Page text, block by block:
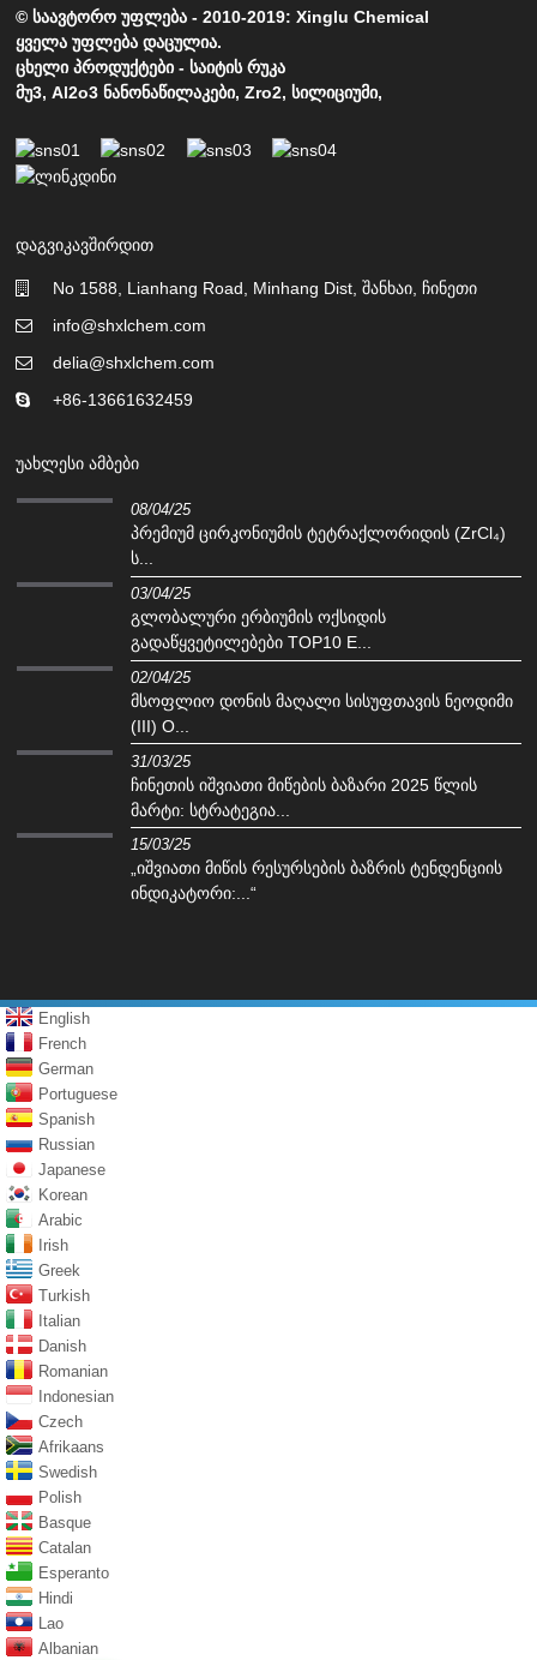
© საავტორო უფლება - 2010-2019: Xinglu Chemical
ყველა უფლება დაცულია.
ცხელი პროდუქტები -საიტის რუკა
მუ3,Al2o3 ნანონაწილაკები,Zro2,სილიციუმი,
ᲓᲐᲒᲕᲘᲙᲐᲕᲨᲘᲠᲓᲘᲗ
No 1588, Lianhang Road, Minhang Dist, შანხაი, ჩინეთი
info@shxlchem.com
delia@shxlchem.com
+86-13661632459
ᲣᲐᲮᲚᲔᲡᲘ ᲐᲛᲑᲔᲑᲘ
08/04/25
პრემიუმ ცირკონიუმის ტეტრაქლორიდის (ZrCl₄)
ს...
03/04/25
გლობალური ერბიუმის ოქსიდის
გადაწყვეტილებები TOP10 E...
02/04/25
მსოფლიო დონის მაღალი სისუფთავის ნეოდიმი
(III) O...
31/03/25
ჩინეთის იშვიათი მიწების ბაზარი 2025 წლის
მარტი: სტრატეგია...
15/03/25
„იშვიათი მიწის რესურსების ბაზრის ტენდენციის
ინდიკატორი:...“
English
French
German
Portuguese
Spanish
Russian
Japanese
Korean
Arabic
Irish
Greek
Turkish
Italian
Danish
Romanian
Indonesian
Czech
Afrikaans
Swedish
Polish
Basque
Catalan
Esperanto
Hindi
Lao
Albanian